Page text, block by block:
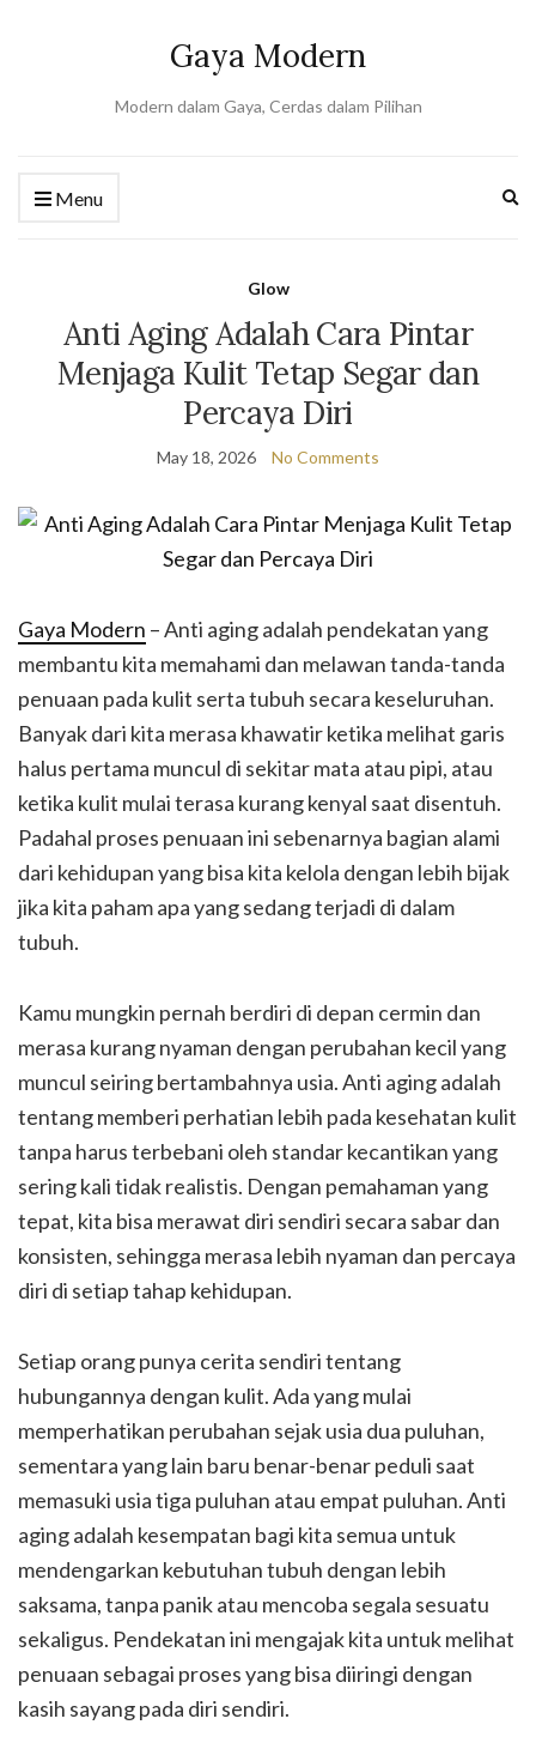
Gaya Modern
Modern dalam Gaya, Cerdas dalam Pilihan
Menu
Glow
Anti Aging Adalah Cara Pintar
Menjaga Kulit Tetap Segar dan
Percaya Diri
May 18, 2026 No Comments
Gaya Modern – Anti aging adalah pendekatan yang
membantu kita memahami dan melawan tanda-tanda
penuaan pada kulit serta tubuh secara keseluruhan.
Banyak dari kita merasa khawatir ketika melihat garis
halus pertama muncul di sekitar mata atau pipi, atau
ketika kulit mulai terasa kurang kenyal saat disentuh.
Padahal proses penuaan ini sebenarnya bagian alami
dari kehidupan yang bisa kita kelola dengan lebih bijak
jika kita paham apa yang sedang terjadi di dalam
tubuh.
Kamu mungkin pernah berdiri di depan cermin dan
merasa kurang nyaman dengan perubahan kecil yang
muncul seiring bertambahnya usia. Anti aging adalah
tentang memberi perhatian lebih pada kesehatan kulit
tanpa harus terbebani oleh standar kecantikan yang
sering kali tidak realistis. Dengan pemahaman yang
tepat, kita bisa merawat diri sendiri secara sabar dan
konsisten, sehingga merasa lebih nyaman dan percaya
diri di setiap tahap kehidupan.
Setiap orang punya cerita sendiri tentang
hubungannya dengan kulit. Ada yang mulai
memperhatikan perubahan sejak usia dua puluhan,
sementara yang lain baru benar-benar peduli saat
memasuki usia tiga puluhan atau empat puluhan. Anti
aging adalah kesempatan bagi kita semua untuk
mendengarkan kebutuhan tubuh dengan lebih
saksama, tanpa panik atau mencoba segala sesuatu
sekaligus. Pendekatan ini mengajak kita untuk melihat
penuaan sebagai proses yang bisa diiringi dengan
kasih sayang pada diri sendiri.